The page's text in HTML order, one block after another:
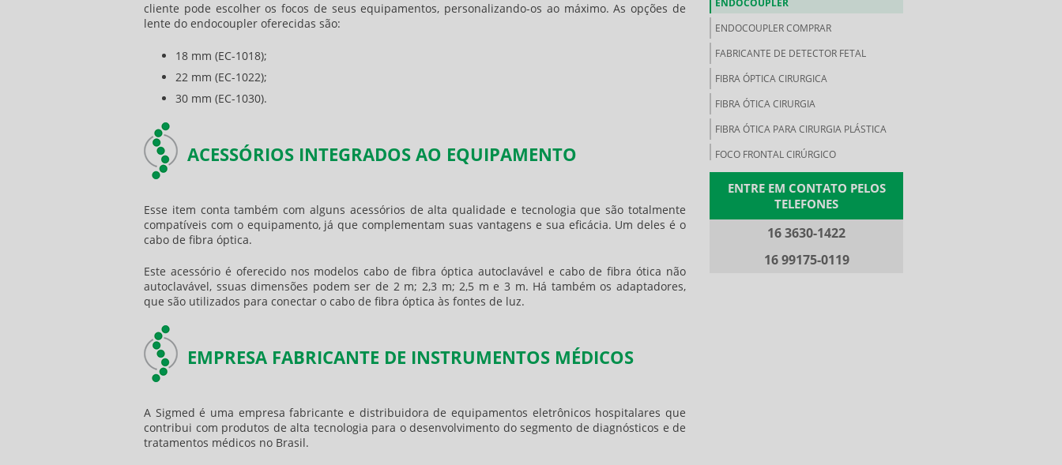
cliente pode escolher os focos de seus equipamentos, personalizando-os ao máximo. As opções de
lente do endocoupler oferecidas são:
18 mm (EC-1018);
22 mm (EC-1022);
30 mm (EC-1030).
ACESSÓRIOS INTEGRADOS AO EQUIPAMENTO
Esse item conta também com alguns acessórios de alta qualidade e tecnologia que são totalmente
compatíveis com o equipamento, já que complementam suas vantagens e sua eficácia. Um deles é o
cabo de fibra óptica.
Este acessório é oferecido nos modelos cabo de fibra óptica autoclavável e cabo de fibra ótica não
autoclavável, ssuas dimensões podem ser de 2 m; 2,3 m; 2,5 m e 3 m. Há também os adaptadores,
que são utilizados para conectar o cabo de fibra óptica às fontes de luz.
EMPRESA FABRICANTE DE INSTRUMENTOS MÉDICOS
A Sigmed é uma empresa fabricante e distribuidora de equipamentos eletrônicos hospitalares que
contribui com produtos de alta tecnologia para o desenvolvimento do segmento de diagnósticos e de
tratamentos médicos no Brasil.
ENDOCOUPLER COMPRAR
FABRICANTE DE DETECTOR FETAL
FIBRA ÓPTICA CIRURGICA
FIBRA ÓTICA CIRURGIA
FIBRA ÓTICA PARA CIRURGIA PLÁSTICA
FOCO FRONTAL CIRÚRGICO
FOCO FRONTAL REGULÁVEL
FONTE DE LUZ BRANCA
FONTE DE LUZ CIRURGICA
ENTRE EM CONTATO PELOS
TELEFONES
16 3630-1422
16 99175-0119